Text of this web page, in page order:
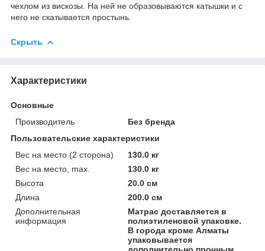
чехлом из вискозы. На ней не образовываются катышки и с
него не скатывается простынь.
Скрыть
Характеристики
Основные
Производитель
Без бренда
Пользовательские характеристики
Вес на место (2 сторона)
130.0 кг
Вес на место, max.
130.0 кг
Высота
20.0 см
Длина
200.0 см
Дополнительная
информация
Матрас доставляется в
полиэтиленовой упаковке.
В города кроме Алматы
упаковывается
дополнительно прочным